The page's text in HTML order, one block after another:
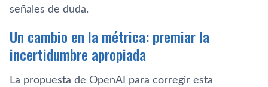
señales de duda.
Un cambio en la métrica: premiar la
incertidumbre apropiada
La propuesta de OpenAI para corregir esta